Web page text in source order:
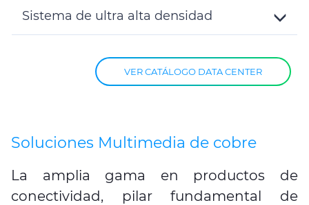
Details
Sistema de ultra alta densidad
VER CATÁLOGO DATA CENTER
Soluciones Multimedia de cobre
La amplia gama en productos de
conectividad, pilar fundamental de